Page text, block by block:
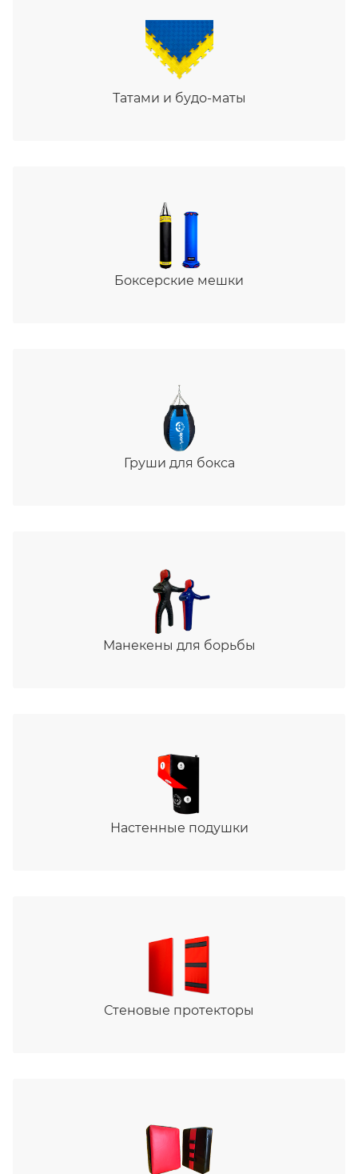
Татами и будо-маты
Боксерские мешки
Груши для бокса
Манекены для борьбы
Настенные подушки
Стеновые протекторы